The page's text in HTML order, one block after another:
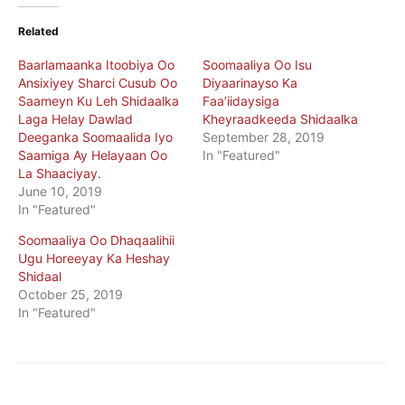
Related
Baarlamaanka Itoobiya Oo
Ansixiyey Sharci Cusub Oo
Saameyn Ku Leh Shidaalka
Laga Helay Dawlad
Deeganka Soomaalida Iyo
Saamiga Ay Helayaan Oo
La Shaaciyay.
June 10, 2019
In "Featured"
Soomaaliya Oo Isu
Diyaarinayso Ka
Faa’iidaysiga
Kheyraadkeeda Shidaalka
September 28, 2019
In "Featured"
Soomaaliya Oo Dhaqaalihii
Ugu Horeeyay Ka Heshay
Shidaal
October 25, 2019
In "Featured"